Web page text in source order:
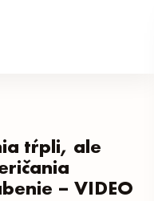
tŕpli, ale
– VIDEO